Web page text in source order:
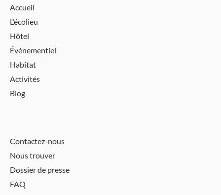
Accueil
L’écolieu
Hôtel
Événementiel
Habitat
Activités
Blog
Contactez-nous
Nous trouver
Dossier de presse
FAQ